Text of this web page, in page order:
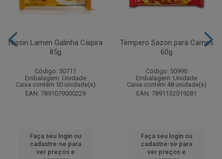
Nissin Lamen Galinha Caipira
85g
Código: 50711
Embalagem: Unidade
Caixa contém 50 unidade(s)
EAN: 7891079000229
Faça seu login ou
cadastre-se para
ver preços e
Tempero Sazon para Carnes
60g
Código: 50990
Embalagem: Unidade
Caixa contém 48 unidade(s)
EAN: 7891132019281
Faça seu login ou
cadastre-se para
ver preços e